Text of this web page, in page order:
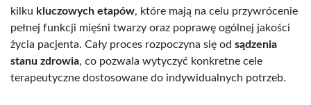
kilku kluczowych etapów, które mają na celu przywrócenie
pełnej funkcji mięśni twarzy oraz poprawę ogólnej jakości
życia pacjenta. Cały proces rozpoczyna się od sądzenia
stanu zdrowia, co pozwala wytyczyć konkretne cele
terapeutyczne dostosowane do indywidualnych potrzeb.